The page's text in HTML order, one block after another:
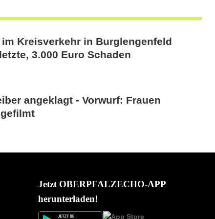
Kreisverkehr in Burglengenfeld
3.000 Euro Schaden
angeklagt - Vorwurf: Frauen
Jetzt OBERPFALZECHO-APP
herunterladen!